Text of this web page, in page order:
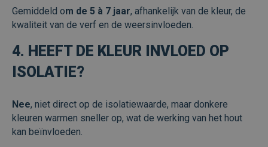
Gemiddeld om de 5 à 7 jaar, afhankelijk van de kleur, de
kwaliteit van de verf en de weersinvloeden.
4. HEEFT DE KLEUR INVLOED OP
ISOLATIE?
Nee, niet direct op de isolatiewaarde, maar donkere
kleuren warmen sneller op, wat de werking van het hout
kan beïnvloeden.